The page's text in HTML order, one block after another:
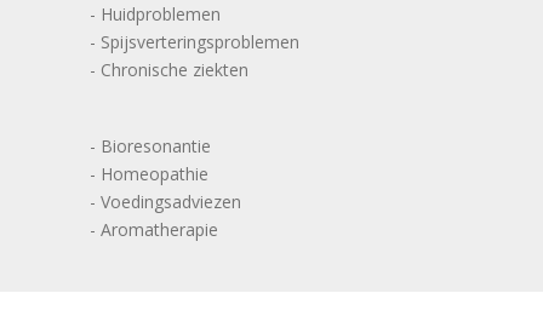
- Huidproblemen
- Spijsverteringsproblemen
- Chronische ziekten
- Bioresonantie
- Homeopathie
- Voedingsadviezen
- Aromatherapie